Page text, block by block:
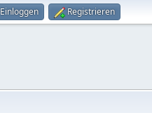
Einloggen Registrieren